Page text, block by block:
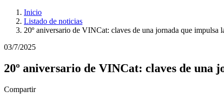
Inicio
Listado de noticias
20º aniversario de VINCat: claves de una jornada que impulsa
03/7/2025
20º aniversario de VINCat: claves de una
Compartir